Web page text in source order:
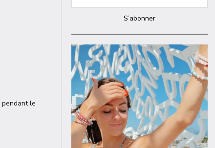
le
S’abonner